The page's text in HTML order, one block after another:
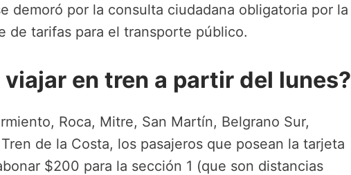
demoró por la consulta ciudadana obligatoria por la
de tarifas para el transporte público.
en tren a partir del lunes?
Roca, Mitre, San Martín, Belgrano Sur,
de la Costa, los pasajeros que posean la tarjeta
$200 para la sección 1 (que son distancias